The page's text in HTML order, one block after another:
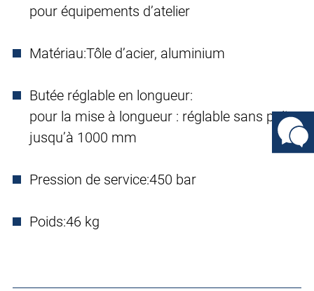
pour équipements d’atelier
Matériau:Tôle d’acier, aluminium
Butée réglable en longueur:
pour la mise à longueur : réglable sans palier
jusqu’à 1000 mm
Pression de service:450 bar
Poids:46 kg